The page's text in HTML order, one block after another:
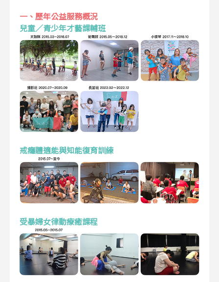
一、歷年公益服務概況
兒童／青少年才藝課輔班
戒癮體適能與知能復育訓練
受暴婦女律動療癒課程